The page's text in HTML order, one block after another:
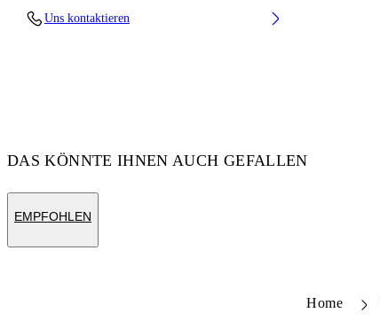
Uns kontaktieren
DAS KÖNNTE IHNEN AUCH GEFALLEN
EMPFOHLEN
Home